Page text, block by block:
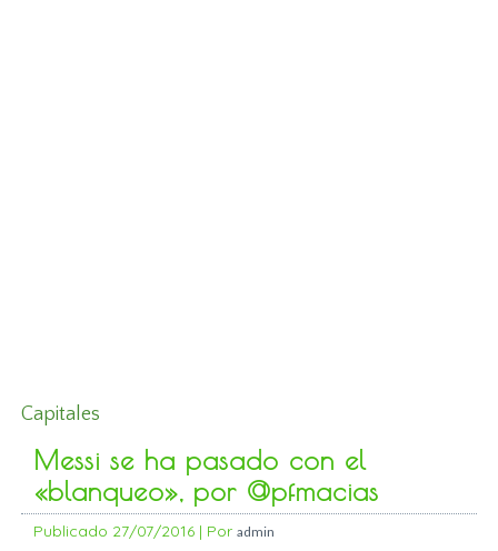
Capitales
Messi se ha pasado con el
«blanqueo», por @pfmacias
Publicado 27/07/2016 | Por admin